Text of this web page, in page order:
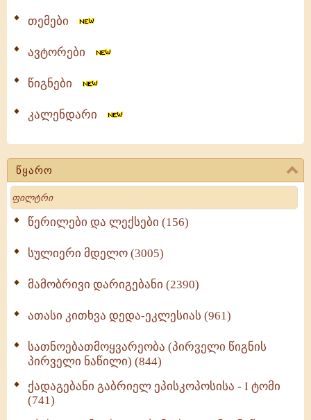
თემები
ავტორები
წიგნები
კალენდარი
წყარო
Search
წერილები და ლექსები (156)
სულიერი მდელო (3005)
მამობრივი დარიგებანი (2390)
ათასი კითხვა დედა-ეკლესიას (961)
სათნოებათმოყვარეობა (პირველი წიგნის
პირველი ნაწილი) (844)
ქადაგებანი გაბრიელ ეპისკოპოსისა - I ტომი
(741)